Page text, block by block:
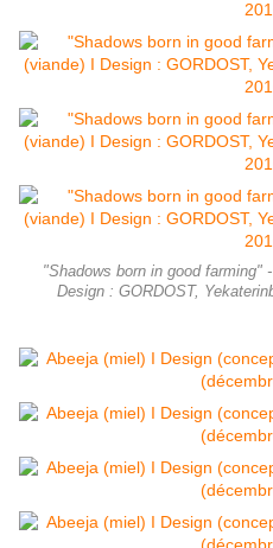
"Shadows born in good farming"
Design : GORDOST,